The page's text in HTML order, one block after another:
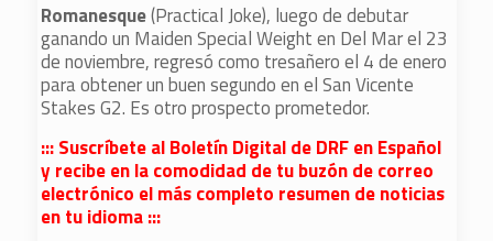
Romanesque(Practical Joke), luego de debutar
ganando un Maiden Special Weight en Del Mar el 23
de noviembre, regresó como tresañero el 4 de enero
para obtener un buen segundo en el San Vicente
Stakes G2. Es otro prospecto prometedor.
::: Suscríbete al Boletín Digital de DRF en Español
y recibe en la comodidad de tu buzón de correo
electrónico el más completo resumen de noticias
en tu idioma :::